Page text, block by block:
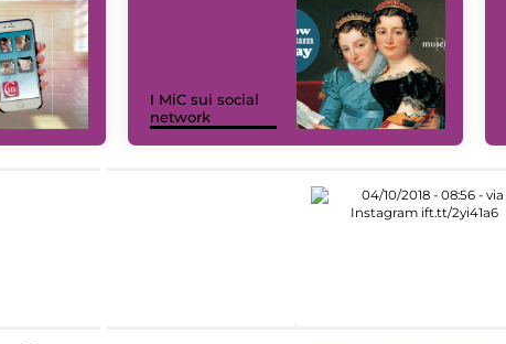
I MiC sui social
network